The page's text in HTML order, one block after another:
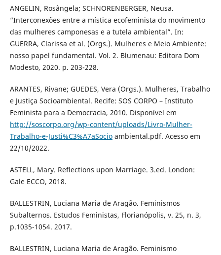
ANGELIN, Rosângela; SCHNORENBERGER, Neusa.
“Interconexões entre a mística ecofeminista do movimento
das mulheres camponesas e a tutela ambiental”. In:
GUERRA, Clarissa et al. (Orgs.). Mulheres e Meio Ambiente:
nosso papel fundamental. Vol. 2. Blumenau: Editora Dom
Modesto, 2020. p. 203-228.
ARANTES, Rivane; GUEDES, Vera (Orgs.). Mulheres, Trabalho
e Justiça Socioambiental. Recife: SOS CORPO – Instituto
Feminista para a Democracia, 2010. Disponível em
http://soscorpo.org/wp-content/uploads/Livro-Mulher-
Trabalho-e-Justi%C3%A7aSocioambiental.pdf. Acesso em
22/10/2022.
ASTELL, Mary. Reflections upon Marriage. 3.ed. London:
Gale ECCO, 2018.
BALLESTRIN, Luciana Maria de Aragão. Feminismos
Subalternos. Estudos Feministas, Florianópolis, v. 25, n. 3,
p.1035-1054. 2017.
BALLESTRIN, Luciana Maria de Aragão. Feminismo